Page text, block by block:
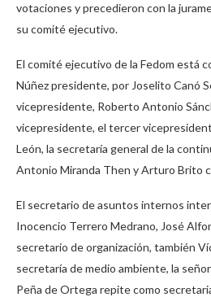
votaciones y precedieron con la
su comité ejecutivo.
El comité ejecutivo de la Fedom está
Núñez presidente, por Joselito Canó
vicepresidente, Roberto Antonio
vicepresidente, el tercer
León, la secretaría general de la
Antonio Miranda Then y Arturo Brito
El secretario de asuntos internos
Inocencio Terrero Medrano, José
secretario de organización, también
secretaría de medio ambiente, la
Peña de Ortega repite como